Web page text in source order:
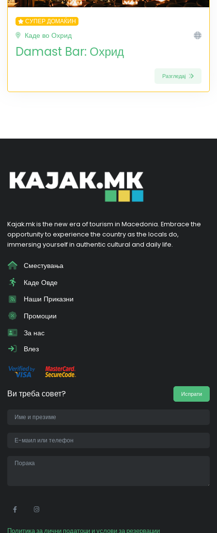
СУПЕР ДОМАЌИН
Каде во Охрид
Damast Bar: Охрид
Разгледај
Kajak.mk is the new era of tourism in Macedonia. Embrace the
opportunity to experience the country as the locals do,
immersing yourself in authentic cultural and daily life.
Сместувања
Каде Овде
Наши Приказни
Промоции
За нас
Влез
Ви треба совет? Испрати
Политика за лични податоци и услови за резервации